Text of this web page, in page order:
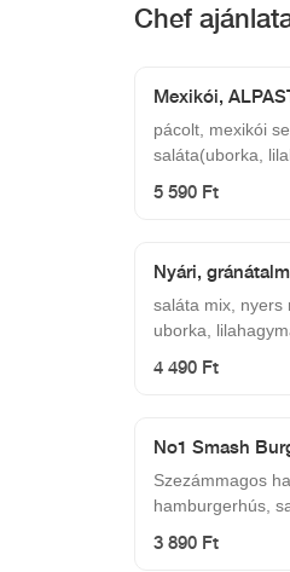
Chef
Mexikói,
pácolt, mexikói
saláta(uborka,
tajin),
5 590 Ft
Nyári,
saláta mix, nyers
uborka,
toast, reszelt
4 490 Ft
No1 Smash
Szezámmagos
hamburgerhús,
cheddar sajt
3 890 Ft